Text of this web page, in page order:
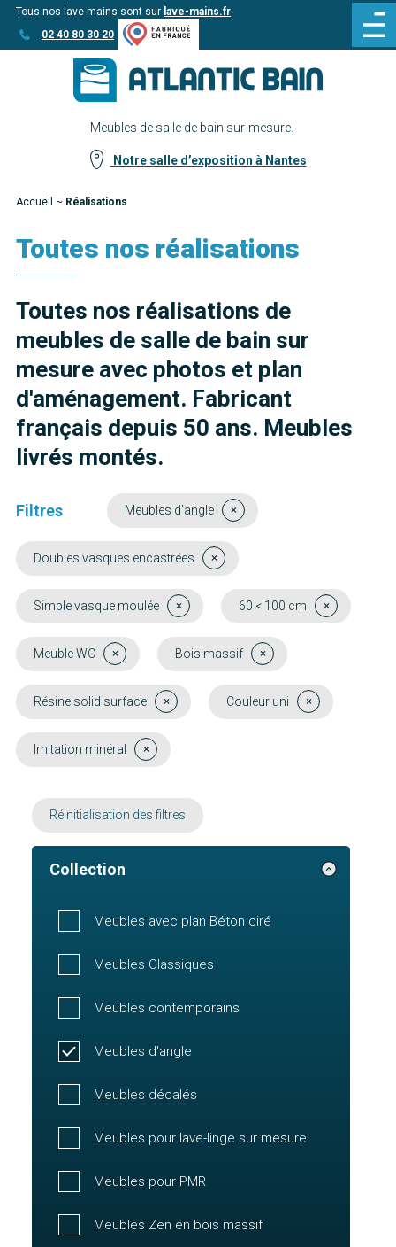
Aller
au
Aller au
contenu
Tous nos lave mains sont sur lave-mains.fr
02 40 80 30 20
Meubles de salle de bain sur-mesure.
Notre salle d’exposition à Nantes
Accueil ~ Réalisations
Toutes nos réalisations
Toutes nos réalisations de
meubles de salle de bain sur
mesure avec photos et plan
d'aménagement. Fabricant
français depuis 50 ans. Meubles
livrés montés.
Filtres Meubles d'angle
Doubles vasques encastrées
Simple vasque moulée 60 < 100 cm
Meuble WC Bois massif
Résine solid surface Couleur uni
Imitation minéral
Réinitialisation des filtres
Collection
Meubles avec plan Béton ciré
Meubles Classiques
Meubles contemporains
Meubles d'angle
Meubles décalés
Meubles pour lave-linge sur mesure
Meubles pour PMR
Meubles Zen en bois massif